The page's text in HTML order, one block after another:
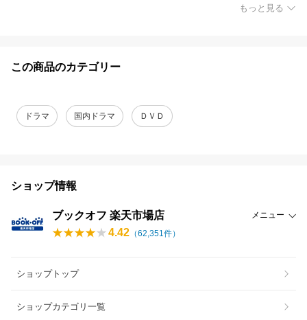
もっと見る
この商品のカテゴリー
ドラマ 国内ドラマ ＤＶＤ
ショップ情報
ブックオフ 楽天市場店 メニュー
4.42 （62,351件）
ショップトップ
ショップカテゴリ一覧